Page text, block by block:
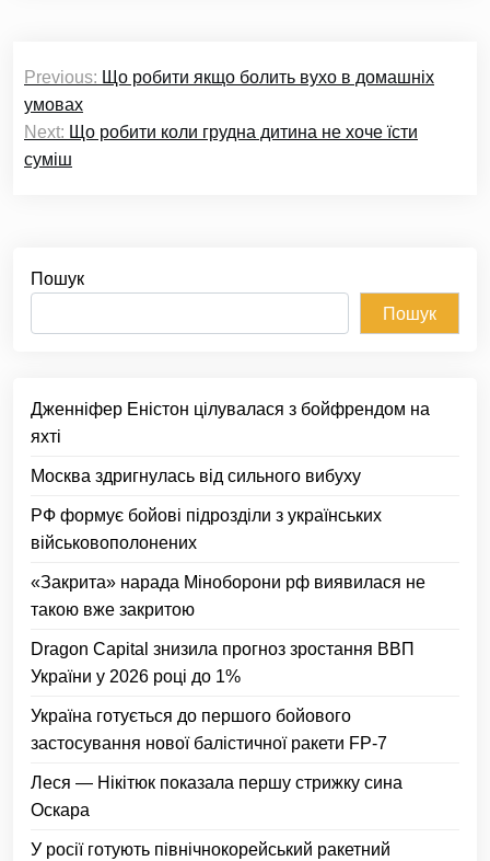
записів
Previous: Що робити якщо болить вухо в домашніх
умовах
Next: Що робити коли грудна дитина не хоче їсти
суміш
Пошук
Пошук
Дженніфер Еністон цілувалася з бойфрендом на
яхті
Москва здригнулась від сильного вибуху
РФ формує бойові підрозділи з українських
військовополонених
«Закрита» нарада Міноборони рф виявилася не
такою вже закритою
Dragon Capital знизила прогноз зростання ВВП
України у 2026 році до 1%
Україна готується до першого бойового
застосування нової балістичної ракети FP-7
Леся — Нікітюк показала першу стрижку сина
Оскара
У росії готують північнокорейський ракетний